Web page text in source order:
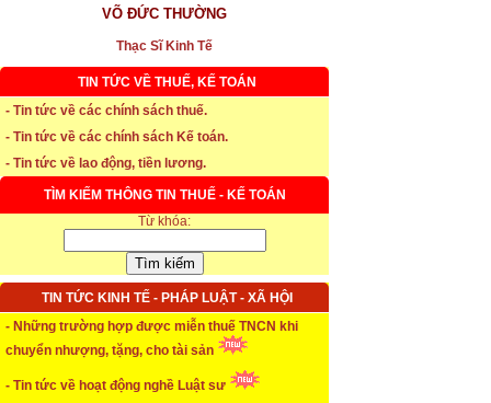
VÕ ĐỨC THƯỜNG
Thạc Sĩ Kinh Tế
TIN TỨC VỀ THUẾ, KẾ TOÁN
- Tin tức về các chính sách thuế.
- Tin tức về các chính sách Kế toán.
- Tin tức về lao động, tiền lương.
TÌM KIẾM THÔNG TIN THUẾ - KẾ TOÁN
Từ khóa:
TIN TỨC KINH TẾ - PHÁP LUẬT - XÃ HỘI
- Những trường hợp được miễn thuế TNCN khi
chuyển nhượng, tặng, cho tài sản
- Tin tức về hoạt động nghề Luật sư
* Thời hạn đăng ký bảo hiểm thất nghiệp
* Thời hiệu xử phạt trong xây dựng
* NHẬN SINH VIÊN THỰC TẬP
...xem chi tiết
* ĐÀO TẠO KẾ TOÁN THỰC HÀNH
...xem chi tiết